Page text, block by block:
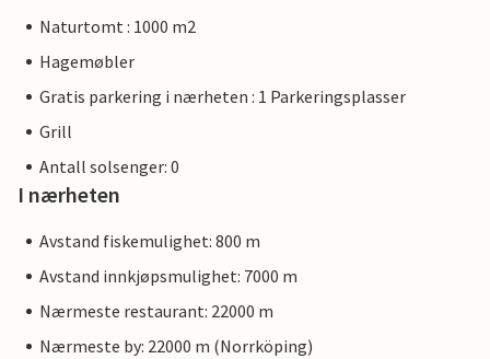
Naturtomt : 1000 m2
Hagemøbler
Gratis parkering i nærheten : 1 Parkeringsplasser
Grill
Antall solsenger: 0
I nærheten
Avstand fiskemulighet: 800 m
Avstand innkjøpsmulighet: 7000 m
Nærmeste restaurant: 22000 m
Nærmeste by: 22000 m (Norrköping)